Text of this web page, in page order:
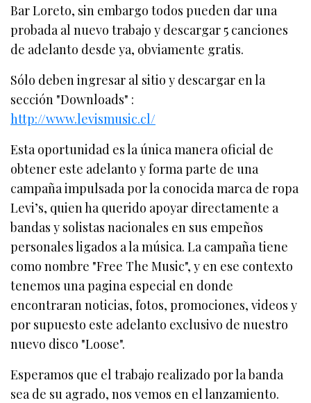
Bar Loreto, sin embargo todos pueden dar una
probada al nuevo trabajo y descargar 5 canciones
de adelanto desde ya, obviamente gratis.
Sólo deben ingresar al sitio y descargar en la
sección "Downloads" :
http://www.levismusic.cl/
Esta oportunidad es la única manera oficial de
obtener este adelanto y forma parte de una
campaña impulsada por la conocida marca de ropa
Levi’s, quien ha querido apoyar directamente a
bandas y solistas nacionales en sus empeños
personales ligados a la música. La campaña tiene
como nombre "Free The Music", y en ese contexto
tenemos una pagina especial en donde
encontraran noticias, fotos, promociones, videos y
por supuesto este adelanto exclusivo de nuestro
nuevo disco "Loose".
Esperamos que el trabajo realizado por la banda
sea de su agrado, nos vemos en el lanzamiento.